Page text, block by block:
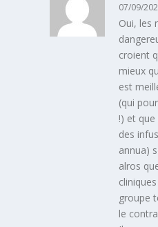
07/09/
Oui, les
croient
mieux
est
(qui
!) et que
des
annua)
alros
groupe
le